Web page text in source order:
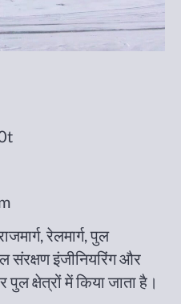
रेलमार्ग, पुल
संरक्षण इंजीनियरिंग और
क्षेत्रों में किया जाता है।